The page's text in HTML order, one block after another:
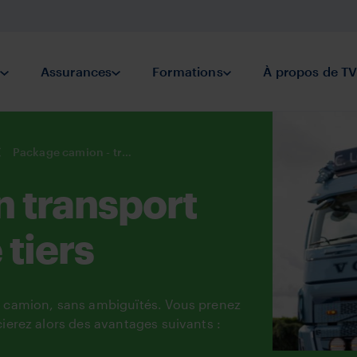
Submenu Prévention
AssurancesSubmenu Assurances
FormationsSubmenu Formations
À propos de
Package camion - transport pour compte de tiers
transport
tiers
sans ambiguïtés. Vous prenez
alors des avantages suivants :